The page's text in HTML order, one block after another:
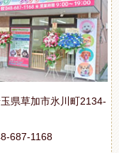
県草加市氷川町2134-
687-1168